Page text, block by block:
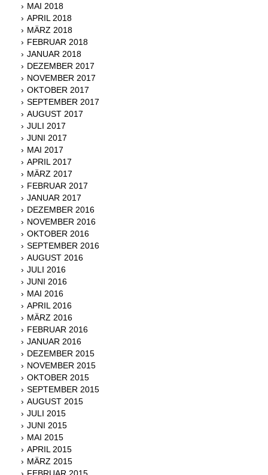
MAI 2018
APRIL 2018
MÄRZ 2018
FEBRUAR 2018
JANUAR 2018
DEZEMBER 2017
NOVEMBER 2017
OKTOBER 2017
SEPTEMBER 2017
AUGUST 2017
JULI 2017
JUNI 2017
MAI 2017
APRIL 2017
MÄRZ 2017
FEBRUAR 2017
JANUAR 2017
DEZEMBER 2016
NOVEMBER 2016
OKTOBER 2016
SEPTEMBER 2016
AUGUST 2016
JULI 2016
JUNI 2016
MAI 2016
APRIL 2016
MÄRZ 2016
FEBRUAR 2016
JANUAR 2016
DEZEMBER 2015
NOVEMBER 2015
OKTOBER 2015
SEPTEMBER 2015
AUGUST 2015
JULI 2015
JUNI 2015
MAI 2015
APRIL 2015
MÄRZ 2015